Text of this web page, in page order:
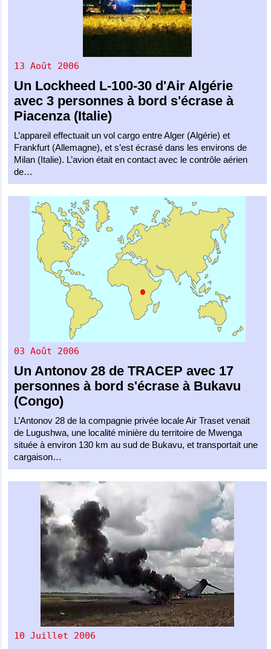
13 Août 2006
Un Lockheed L-100-30 d'Air Algérie
avec 3 personnes à bord s'écrase à
Piacenza (Italie)
L’appareil effectuait un vol cargo entre Alger (Algérie) et
Frankfurt (Allemagne), et s’est écrasé dans les environs de
Milan (Italie). L’avion était en contact avec le contrôle aérien
de…
03 Août 2006
UnAntonov 28 deTRACEP avec 17
personnes à bord s'écrase à Bukavu
(Congo)
L’Antonov 28 de la compagnie privée locale Air Traset venait
de Lugushwa, une localité minière du territoire de Mwenga
située à environ 130 km au sud de Bukavu, et transportait une
cargaison…
10 Juillet 2006